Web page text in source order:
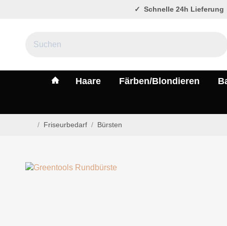
Schnelle 24h Lieferung
#custom.linkHome#
Haare Färben/Blondieren
/ Friseurbedarf / Bürsten